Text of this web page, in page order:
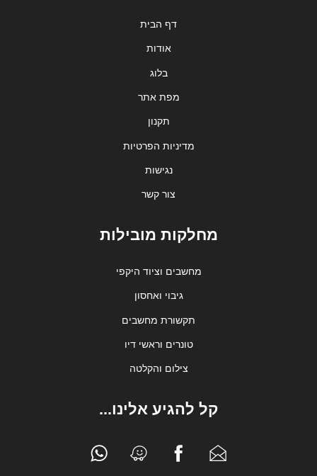
דף הבית
אודות
בלוג
מפת אתר
תקנון
מדיניות הפרטיות
נגישות
צור קשר
מחלקות מובילות
מחשבים וציוד היקפי
גיבוי ואחסון
תקשורת מחשבים
טונרים וראשי דיו
צילום והקלטה
קל להגיע אלינו...